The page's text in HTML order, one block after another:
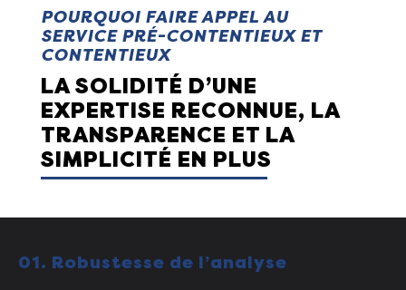
POURQUOI FAIRE APPEL AU
SERVICE PRÉ-CONTENTIEUX ET
CONTENTIEUX
LA SOLIDITÉ D’UNE
EXPERTISE RECONNUE, LA
TRANSPARENCE ET LA
SIMPLICITÉ EN PLUS
01. Robustesse de l’analyse